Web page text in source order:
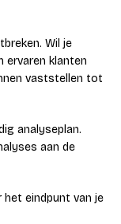
Wil je
ervaren klanten
vaststellen tot
analyseplan.
aan de
eindpunt van je